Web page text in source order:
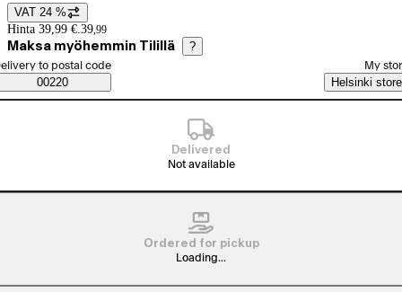
Price details
VAT 24 %
Hinta 39,99 €. 39,99
Maksa myöhemmin Tilillä ?
Saatavuustiedot
order method
to postal code
00220
My
Helsinki store
Delivered
Not available
Ordered for pickup
Loading...